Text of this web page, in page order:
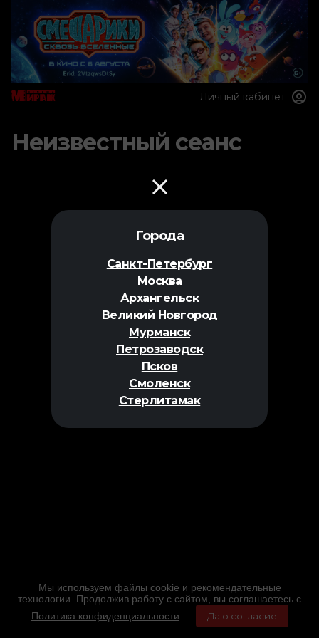
Города
Санкт-Петербург
Москва
Архангельск
Великий Новгород
Мурманск
Петрозаводск
Псков
Смоленск
Стерлитамак
Личный кабинет
Неизвестный сеанс
Мы используем файлы cookie и рекомендательные
технологии. Продолжив работу с сайтом, вы соглашаетесь с
Политика конфиденциальности
Даю согласие